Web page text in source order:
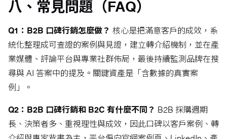
八、常見問題（FAQ）
Q1：B2B 口碑行銷怎麼做？ 核心是把滿意客戶的成效，系
統化整理成可查證的案例與見證，建立轉介紹機制，並在產
業媒體、評論平台與專業社群佈局，最後持續監測品牌在搜
尋與 AI 答案中的提及。關鍵資產是「含數據的真實案
例」。
Q2：B2B 口碑行銷和 B2C 有什麼不同？ B2B 採購週期
長、決策者多、重視理性與成效，因此口碑以客戶案例、轉